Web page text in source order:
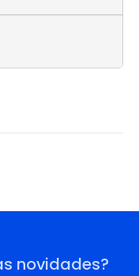
novidades?